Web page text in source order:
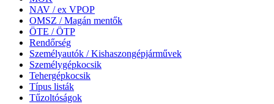
NAV / ex VPOP
OMSZ / Magán mentők
ÖTE / ÖTP
Rendőrség
Személyautók / Kishaszongépjárművek
Személygépkocsik
Tehergépkocsik
Típus listák
Tűzoltóságok